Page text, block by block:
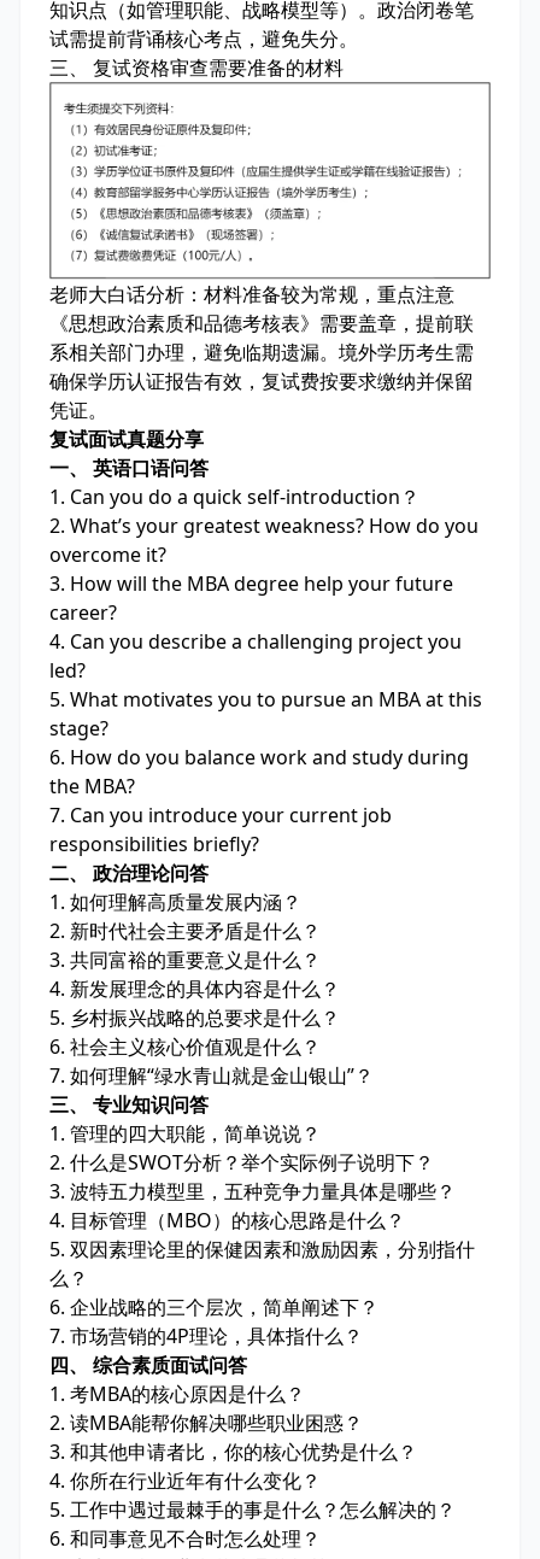
知识点（如管理职能、战略模型等）。政治闭卷笔
试需提前背诵核心考点，避免失分。
三、 复试资格审查需要准备的材料
老师大白话分析： 材料准备较为常规，重点注意
《思想政治素质和品德考核表》需要盖章，提前联
系相关部门办理，避免临期遗漏。境外学历考生需
确保学历认证报告有效，复试费按要求缴纳并保留
凭证。
复试面试真题分享
一、 英语口语问答
1. Can you do a quick self-introduction？
2. What’s your greatest weakness? How do you
overcome it?
3. How will the MBA degree help your future
career?
4. Can you describe a challenging project you
led?
5. What motivates you to pursue an MBA at this
stage?
6. How do you balance work and study during
the MBA?
7. Can you introduce your current job
responsibilities briefly?
二、 政治理论问答
1. 如何理解高质量发展内涵？
2. 新时代社会主要矛盾是什么？
3. 共同富裕的重要意义是什么？
4. 新发展理念的具体内容是什么？
5. 乡村振兴战略的总要求是什么？
6. 社会主义核心价值观是什么？
7. 如何理解“绿水青山就是金山银山”？
三、 专业知识问答
1. 管理的四大职能，简单说说？
2. 什么是SWOT分析？举个实际例子说明下？
3. 波特五力模型里，五种竞争力量具体是哪些？
4. 目标管理（MBO）的核心思路是什么？
5. 双因素理论里的保健因素和激励因素，分别指什
么？
6. 企业战略的三个层次，简单阐述下？
7. 市场营销的4P理论，具体指什么？
四、 综合素质面试问答
1. 考MBA的核心原因是什么？
2. 读MBA能帮你解决哪些职业困惑？
3. 和其他申请者比，你的核心优势是什么？
4. 你所在行业近年有什么变化？
5. 工作中遇过最棘手的事是什么？怎么解决的？
6. 和同事意见不合时怎么处理？